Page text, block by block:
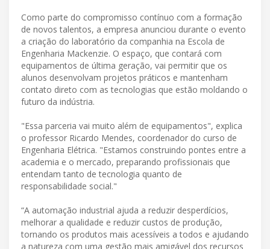
Como parte do compromisso contínuo com a formação
de novos talentos, a empresa anunciou durante o evento
a criação do laboratório da companhia na Escola de
Engenharia Mackenzie. O espaço, que contará com
equipamentos de última geração, vai permitir que os
alunos desenvolvam projetos práticos e mantenham
contato direto com as tecnologias que estão moldando o
futuro da indústria.
"Essa parceria vai muito além de equipamentos", explica
o professor Ricardo Mendes, coordenador do curso de
Engenharia Elétrica. "Estamos construindo pontes entre a
academia e o mercado, preparando profissionais que
entendam tanto de tecnologia quanto de
responsabilidade social."
“A automação industrial ajuda a reduzir desperdícios,
melhorar a qualidade e reduzir custos de produção,
tornando os produtos mais acessíveis a todos e ajudando
a natureza com uma gestão mais amigável dos recursos